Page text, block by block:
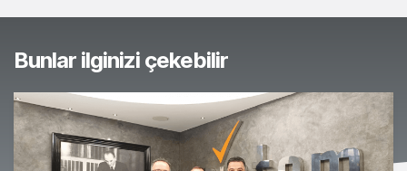
Bunlar ilginizi çekebilir